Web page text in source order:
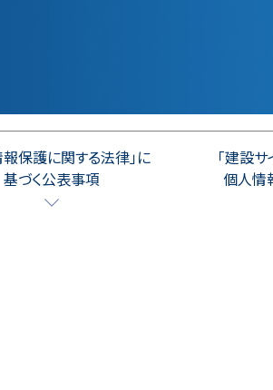
報保護に関する法律」に
基づく公表事項
｢建設サ
個人情